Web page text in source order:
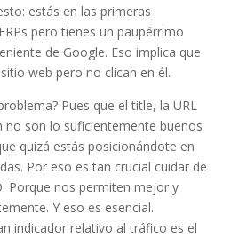
estás en las primeras
pero tienes un paupérrimo
de Google. Eso implica que
web pero no clican en él.
Pues que el title, la URL
no son lo suficientemente buenos
quizá estás posicionándote en
Por eso es tan crucial cuidar de
Porque nos permiten mejor y
Y eso es esencial.
indicador relativo al tráfico es el